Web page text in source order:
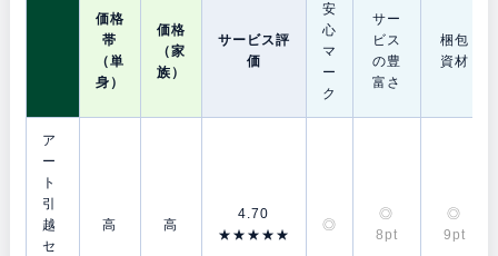
価格
帯
（単
身）
価格
（家
族）
サービス評
価
安
心
マ
ー
ク
サー
ビス
の豊
富さ
梱包
資材
ア
ー
ト
引
越
セ
高 高
4.70
★★★★★
◎
◎
8pt
◎
9pt